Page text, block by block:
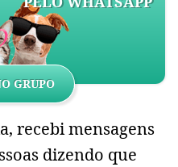
GRUPO
recebi mensagens
dizendo que